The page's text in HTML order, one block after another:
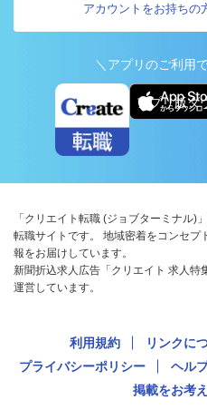
アカウントをお持ちの
＼アプリのご利用
アプリ版ダ
「クリエイト転職 (ジョブターミナル)
転職サイトです。 地域密着をコンセ
報をお届けしています。
新聞折込求人広告「クリエイト 求人
運営しています。
利用規約 リンクに
プライバシーポリシー
ヘル
掲載をお考